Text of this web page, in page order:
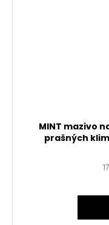
MINT mazivo
prašných